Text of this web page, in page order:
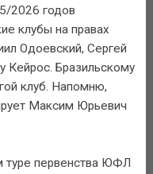
2026 годов
клубы на правах
Одоевский, Сергей
Кейрос. Бразильскому
клуб. Напомню,
Максим Юрьевич
туре первенства ЮФЛ